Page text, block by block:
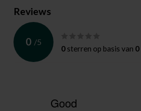
Reviews
0 /5
0 sterren op basis van 0
Good